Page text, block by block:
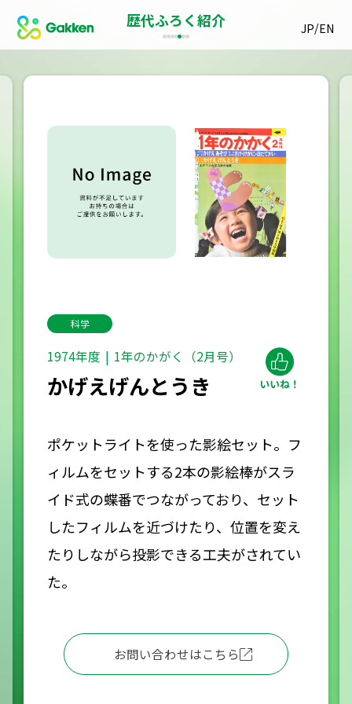
JP/EN
歴代ふろく紹介
科学
1974年度 1年のかがく（2月号）
かげえげんとうき
ポケットライトを使った影絵セット。フ
ィルムをセットする2本の影絵棒がスラ
イド式の蝶番でつながっており、セット
したフィルムを近づけたり、位置を変え
たりしながら投影できる工夫がされてい
た。
お問い合わせはこちら